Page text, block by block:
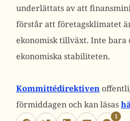
underlättats av att
förstår att företagsklimatet
ekonomisk tillväxt. Inte bara
ekonomiska stabiliteten.
Kommittédirektiven
förmiddagen och kan läsas
1